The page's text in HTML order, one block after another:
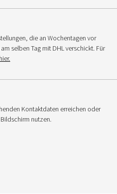
die an Wochentagen vor
selben Tag mit DHL verschickt. Für
Kontaktdaten erreichen oder
nutzen.